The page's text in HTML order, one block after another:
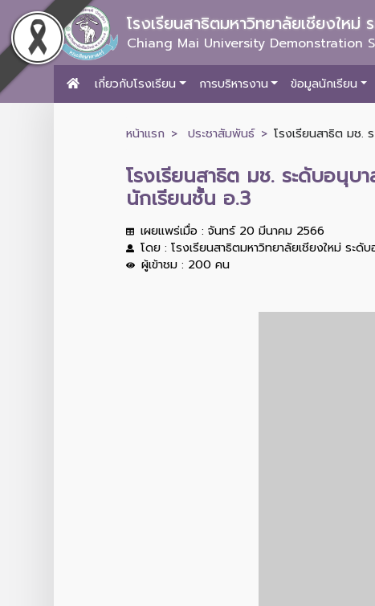
โรงเรียนสาธิตมหาวิทยาลัยเชียงใหม่
Chiang Mai University Demonstration
เกี่ยวกับโรงเรียน การบริหารงาน ข้อมูลนักเรียน
หน้าแรก ประชาสัมพันธ์ โรงเรียนสาธิต มช.
โรงเรียนสาธิต มช. ระดับอนุ
นักเรียนชั้น อ.3
เผยแพร่เมื่อ : จันทร์ 20 มีนาคม 2566
โดย : โรงเรียนสาธิตมหาวิทยาลัยเชียงใหม่ ระดั
ผู้เข้าชม : 200 คน